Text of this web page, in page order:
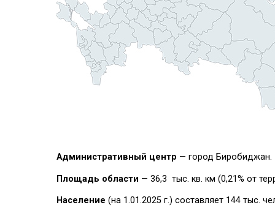
Административный центр — город Биробиджан.
Площадь области — 36,3 тыс. кв. км (0,21% от
Население (на 1.01.2025 г.) составляет 144 тыс.